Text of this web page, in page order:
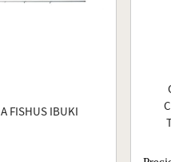
FISHUS IBUKI